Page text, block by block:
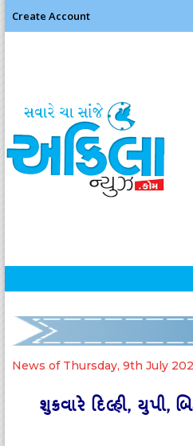
Create Account
News of Thursday, 9th July
શુક્રવારે દિલ્હી,